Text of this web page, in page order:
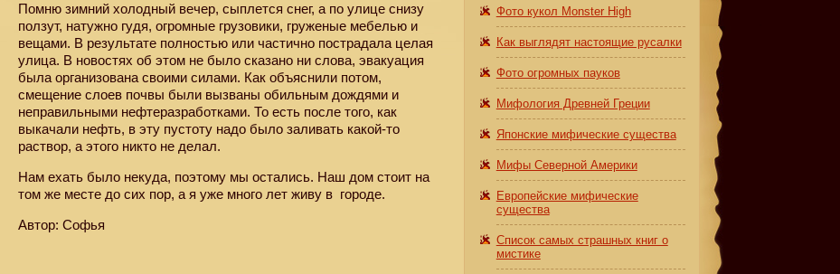
Помню зимний холодный вечер, сыплется снег, а по улице снизу
ползут, натужно гудя, огромные грузовики, груженые мебелью и
вещами. В результате полностью или частично пострадала целая
улица. В новостях об этом не было сказано ни слова, эвакуация
была организована своими силами. Как объяснили потом,
смещение слоев почвы были вызваны обильным дождями и
неправильными нефтеразработками. То есть после того, как
выкачали нефть, в эту пустоту надо было заливать какой-то
раствор, а этого никто не делал.
Нам ехать было некуда, поэтому мы остались. Наш дом стоит на
том же месте до сих пор, а я уже много лет живу в городе.
Автор: Софья
Фото кукол Monster High
Как выглядят настоящие русалки
Фото огромных пауков
Мифология Древней Греции
Японские мифические существа
Мифы Северной Америки
Европейские мифические
существа
Список самых страшных книг о
мистике